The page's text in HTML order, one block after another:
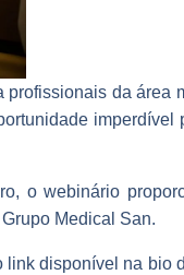
da área
imperdível
o webinário
Medical San.
disponível na bio